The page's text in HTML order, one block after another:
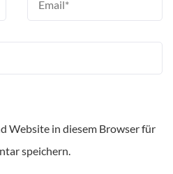
Website in diesem Browser für
speichern.